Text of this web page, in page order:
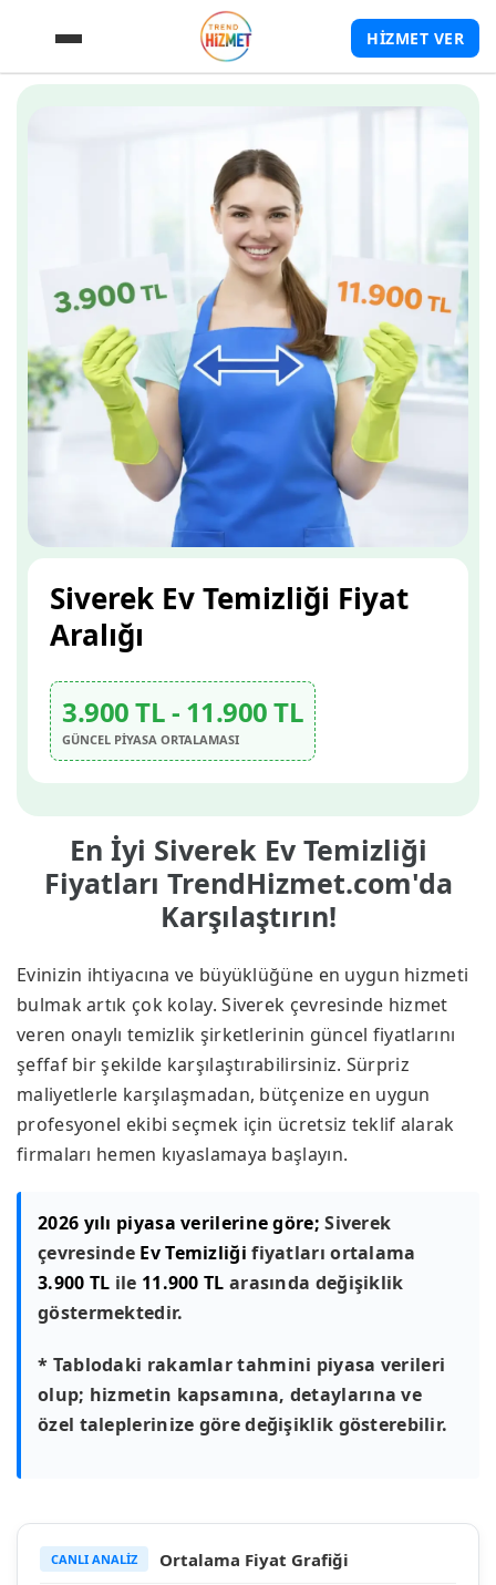
HİZMET VER
En İyi Siverek Ev Temizliği
Fiyatları TrendHizmet.com'da
Karşılaştırın!
Evinizin ihtiyacına ve büyüklüğüne en uygun hizmeti
bulmak artık çok kolay. Siverek çevresinde hizmet
veren onaylı temizlik şirketlerinin güncel fiyatlarını
şeffaf bir şekilde karşılaştırabilirsiniz. Sürpriz
maliyetlerle karşılaşmadan, bütçenize en uygun
profesyonel ekibi seçmek için ücretsiz teklif alarak
firmaları hemen kıyaslamaya başlayın.
2026 yılı piyasa verilerine göre; Siverek
çevresinde Ev Temizliği fiyatları ortalama
3.900 TL ile 11.900 TL arasında değişiklik
göstermektedir.
* Tablodaki rakamlar tahmini piyasa verileri
olup; hizmetin kapsamına, detaylarına ve
özel taleplerinize göre değişiklik gösterebilir.
CANLI ANALİZ Ortalama Fiyat Grafiği
Siverek Ev Temizliği Fiyat
Aralığı
3.900 TL - 11.900 TL
GÜNCEL PİYASA ORTALAMASI